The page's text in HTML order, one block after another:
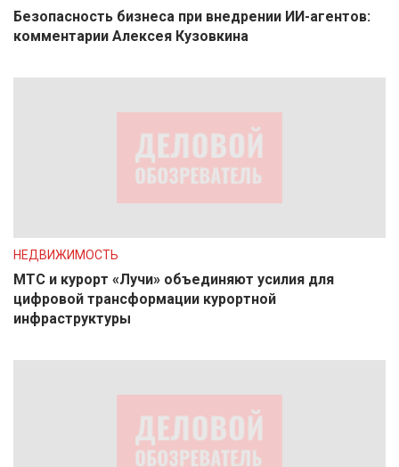
Безопасность бизнеса при внедрении ИИ-агентов:
комментарии Алексея Кузовкина
НЕДВИЖИМОСТЬ
МТС и курорт «Лучи» объединяют усилия для
цифровой трансформации курортной
инфраструктуры